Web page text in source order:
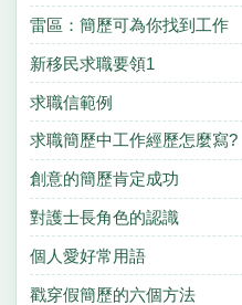
雷區：簡歷可為你找到工作
新移民求職要領1
求職信範例
求職簡歷中工作經歷怎麼寫?
創意的簡歷肯定成功
對護士長角色的認識
個人愛好常用語
戳穿假簡歷的六個方法